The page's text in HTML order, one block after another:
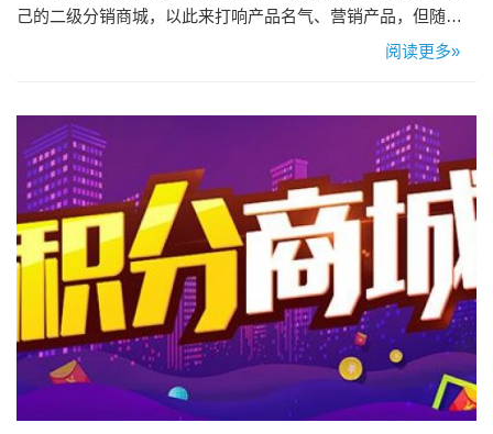
己的二级分销商城，以此来打响产品名气、营销产品，但随着
经营此商城的商家不断在增加，市场份额逐渐减小，商家们的
大家有所帮助，让商家们营销出更多产品! 1、积分商城 积分商
城就是一个很好的…
阅读更多»